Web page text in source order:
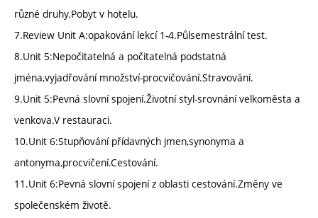
různé druhy.Pobyt v hotelu.
7.Review Unit A:opakování lekcí 1-4.Půlsemestrální test.
8.Unit 5:Nepočitatelná a počitatelná podstatná
jména,vyjadřování množství-procvičování.Stravování.
9.Unit 5:Pevná slovní spojení.Životní styl-srovnání velkoměsta a
venkova.V restauraci.
10.Unit 6:Stupňování přídavných jmen,synonyma a
antonyma,procvičení.Cestování.
11.Unit 6:Pevná slovní spojení z oblasti cestování.Změny ve
společenském životě.